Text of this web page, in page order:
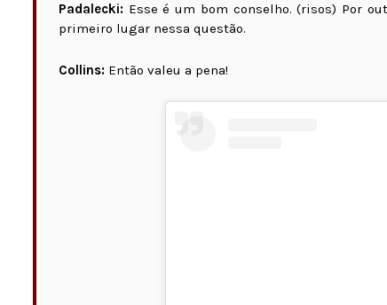
Padalecki: Esse é um bom conselho. (risos) Por
primeiro lugar nessa questão.
Collins: Então valeu a pena!